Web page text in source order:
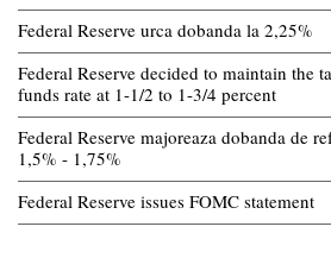
Federal Reserve urca dobanda la 2,25%
Federal Reserve decided to maintain the
funds rate at 1-1/2 to 1-3/4 percent
Federal Reserve majoreaza dobanda de
1,5% - 1,75%
Federal Reserve issues FOMC statement